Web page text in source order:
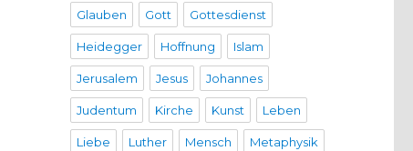
Glauben Gott Gottesdienst
Heidegger Hoffnung Islam
Jerusalem Jesus Johannes
Judentum Kirche Kunst Leben
Liebe Luther Mensch Metaphysik